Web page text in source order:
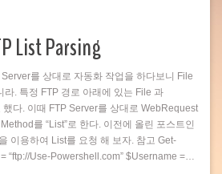
List Parsing
를 상대로 자동화 작업을 하다보니 File
라. 특정 FTP 경로 아래에 있는 File 과
다. 이때 FTP Server를 상대로 WebRequest
를 “List”로 한다. 이전에 올린 포스트인
이용하여 List를 요청 해 보자. 참고 Get-
“ftp://Use-Powershell.com” $Username =…